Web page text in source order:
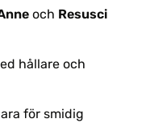
och Resusci
hållare och
för smidig